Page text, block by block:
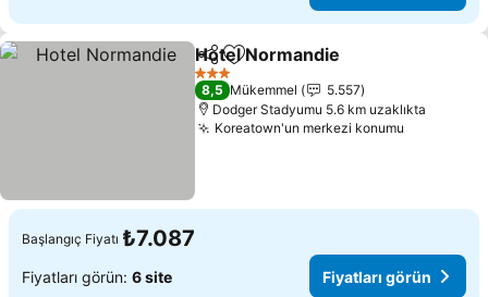
PaylaşFavorilerime ekle
Hotel Normandie
3 Yıldız
8,5 Mükemmel
5.557
Dodger Stadyumu 5.6 km uzaklıkta
Koreatown'un merkezi konumu
Başlangıç Fiyatı ₺7.087
Fiyatları görün: 6 site Fiyatları görün